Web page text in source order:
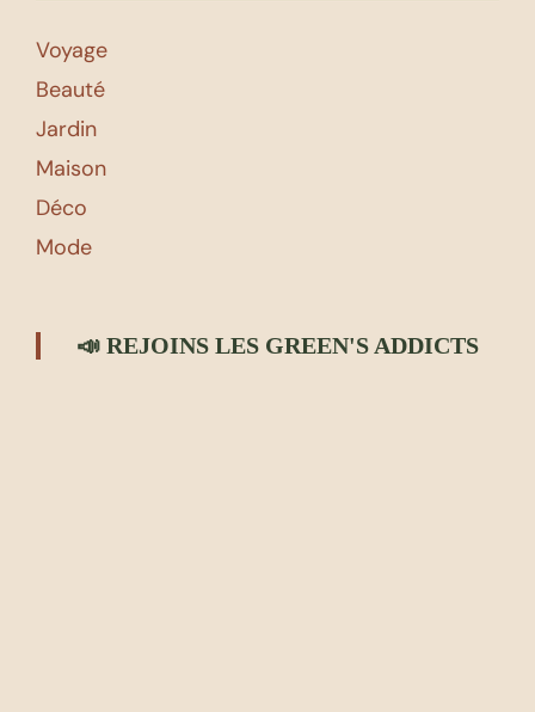
Voyage
Beauté
Jardin
Maison
Déco
Mode
📣 REJOINS LES GREEN'S ADDICTS